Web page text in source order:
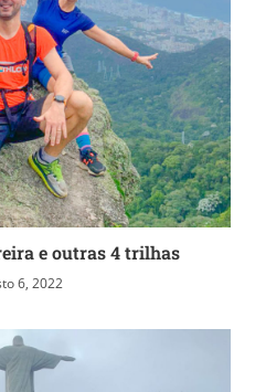
e outras 4 trilhas
6, 2022